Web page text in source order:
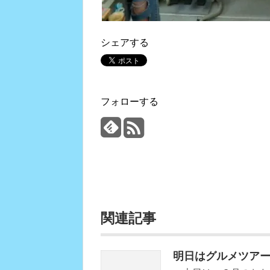
シェアする
フォローする
関連記事
明日はグルメツアー